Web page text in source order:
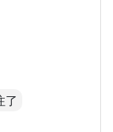
了